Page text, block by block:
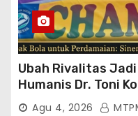
Ubah Rivalitas
Humanis Dr. Toni
TimurAgu 4, 2026